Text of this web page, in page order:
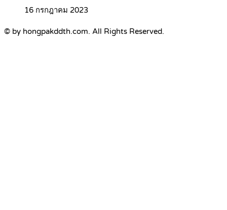
16 กรกฎาคม 2023
© by hongpakddth.com. All Rights Reserved.